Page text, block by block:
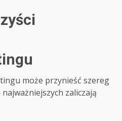
może przynieść szereg
zaliczają